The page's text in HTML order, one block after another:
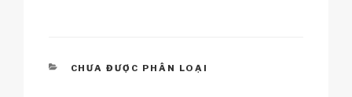
y
e s
CATEGORIES
CHƯA ĐƯỢC PHÂN LOẠI